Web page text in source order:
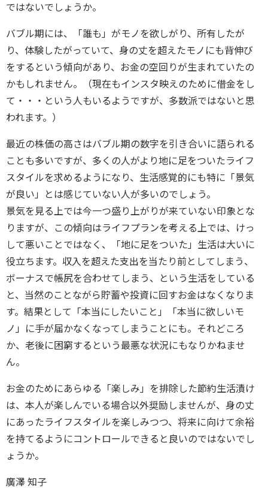
ではないでしょうか。
バブル期には、「誰も」がモノを欲しがり、所有したが
り、体験したがっていて、身の丈を超えたモノにも背伸び
をするという傾向があり、お金の空回りが生まれていたの
かもしれません。（現在もインスタ映えのために借金をし
て・・・という人もいるようですが、多数派ではないと思
われます。）
最近の株価の高さはバブル期の数字を引き合いに語られる
ことも多いですが、多くの人がより地に足をついたライフ
スタイルを求めるようになり、生活感覚的にも特に「景気
が良い」とは感じていない人が多いのでしょう。
景気を見る上では今一つ盛り上がりが来ていない印象とな
りますが、この傾向はライフプランを考える上では、けっ
して悪いことではなく、「地に足をついた」生活は大いに
役立ちます。収入を超えた支出を当たり前としてしまう、
ボーナスで帳尻を合わせてしまう、という生活をしている
と、当然のことながら貯蓄や投資に回すお金はなくなりま
す。結果として「本当にしたいこと」「本当に欲しいモ
ノ」に手が届かなくなってしまうことにも。それどころ
か、老後に困窮するという最悪な状況にもなりかねませ
ん。
お金のためにあらゆる「楽しみ」を排除した節約生活漬け
は、本人が楽しんでいる場合以外奨励しませんが、身の丈
にあったライフスタイルを楽しみつつ、将来に向けて余裕
を持てるようにコントロールできると良いのではないでし
ょうか。
廣澤 知子